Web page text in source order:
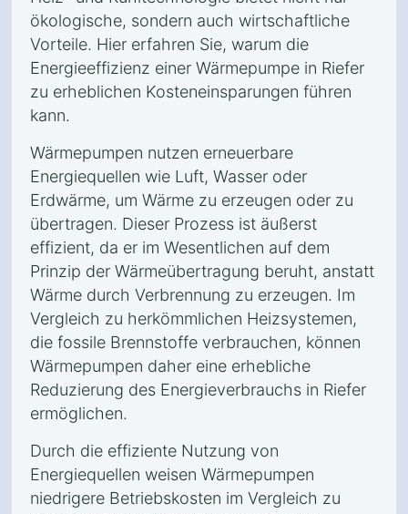
ökologische, sondern auch wirtschaftliche
Vorteile. Hier erfahren Sie, warum die
Energieeffizienz einer Wärmepumpe in Riefer
zu erheblichen Kosteneinsparungen führen
kann.
Wärmepumpen nutzen erneuerbare
Energiequellen wie Luft, Wasser oder
Erdwärme, um Wärme zu erzeugen oder zu
übertragen. Dieser Prozess ist äußerst
effizient, da er im Wesentlichen auf dem
Prinzip der Wärmeübertragung beruht, anstatt
Wärme durch Verbrennung zu erzeugen. Im
Vergleich zu herkömmlichen Heizsystemen,
die fossile Brennstoffe verbrauchen, können
Wärmepumpen daher eine erhebliche
Reduzierung des Energieverbrauchs in Riefer
ermöglichen.
Durch die effiziente Nutzung von
Energiequellen weisen Wärmepumpen
niedrigere Betriebskosten im Vergleich zu